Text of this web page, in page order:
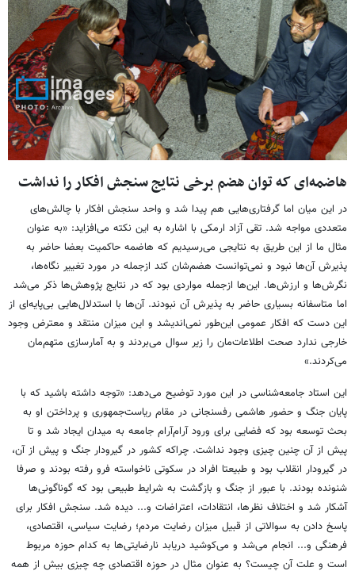
هاضمه‌ای که توان هضم برخی نتایج سنجش افکار را نداشت
در این میان اما گرفتاری‌هایی هم پیدا شد و واحد سنجش افکار با چالش‌های
متعددی مواجه شد. تقی آزاد ارمکی با اشاره به این نکته می‌افزاید: «به عنوان
مثال ما از این طریق به نتایجی می‌رسیدیم که هاضمه حاکمیت بعضا حاضر به
پذیرش آن‌ها نبود و نمی‌توانست هضم‌شان کند ازجمله در مورد تغییر نگاه‌ها،
نگرش‌ها و ارزش‌ها. این‌ها ازجمله مواردی بود که در نتایج پژوهش‌ها ذکر می‌شد
اما متاسفانه بسیاری حاضر به پذیرش آن نبودند. آن‌ها با استدلال‌هایی بی‌پایه‌ای از
این دست که افکار عمومی این‌طور نمی‌اندیشد و این میزان منتقد و معترض وجود
خارجی ندارد صحت اطلاعات‌مان را زیر سوال می‌بردند و به آمارسازی متهم‌مان
می‌کردند.»
این استاد جامعه‌شناسی در این مورد توضیح می‌دهد: «توجه داشته باشید که با
پایان جنگ و حضور هاشمی رفسنجانی در مقام ریاست‌جمهوری و پرداختن او به
بحث توسعه بود که فضایی برای ورود آرام‌آرام جامعه به میدان ایجاد شد و تا
پیش از آن چنین چیزی وجود نداشت. چراکه کشور در گیرودار جنگ و پیش از آن،
در گیرودار انقلاب بود و طبیعتا افراد در سکوتی ناخواسته فرو رفته بودند و صرفا
شنونده بودند. با عبور از جنگ و بازگشت به شرایط طبیعی بود که گوناگونی‌ها
آشکار شد و اختلاف نظرها، انتقادات، اعتراضات و... دیده شد. سنجش افکار برای
پاسخ دادن به سوالاتی از قبیل میزان رضایت مردم؛ رضایت سیاسی، اقتصادی،
فرهنگی‌ و... انجام می‌شد و می‌کوشید دریابد نارضایتی‌ها به کدام حوزه مربوط
است و علت آن چیست؟ به عنوان مثال در حوزه اقتصادی چه چیزی بیش از همه